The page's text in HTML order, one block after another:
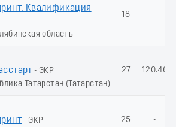
Квалификация -
область
18 -
- ЭКР
Татарстан (Татарстан)
27 120.46
- ЭКР
25 -